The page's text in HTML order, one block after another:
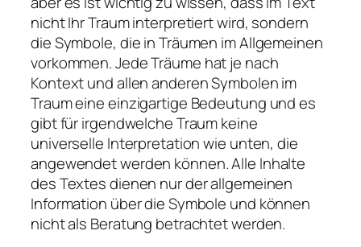
nicht Ihr Traum interpretiert wird, sondern
die Symbole, die in Träumen im Allgemeinen
vorkommen. Jede Träume hat je nach
Kontext und allen anderen Symbolen im
Traum eine einzigartige Bedeutung und es
gibt für irgendwelche Traum keine
universelle Interpretation wie unten, die
angewendet werden können. Alle Inhalte
des Textes dienen nur der allgemeinen
Information über die Symbole und können
nicht als Beratung betrachtet werden.